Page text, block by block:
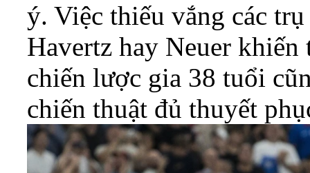
ý. Việc thiếu vắng các
Havertz hay Neuer
chiến lược gia 38 tuổi
chiến thuật đủ thuyết